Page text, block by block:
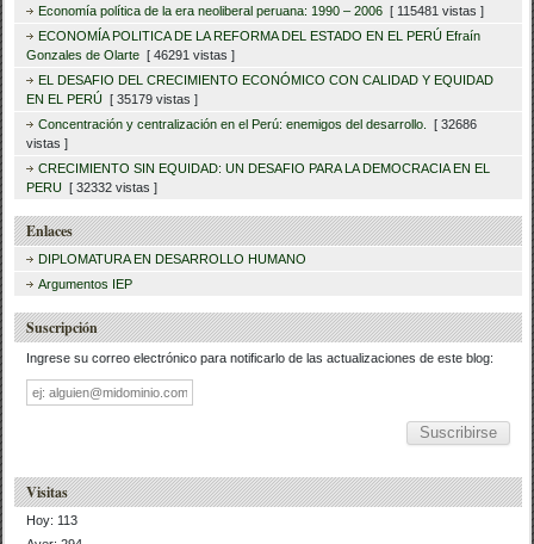
Economía política de la era neoliberal peruana: 1990 – 2006 [ 115481 vistas ]
ECONOMÍA POLITICA DE LA REFORMA DEL ESTADO EN EL PERÚ Efraín
Gonzales de Olarte [ 46291 vistas ]
EL DESAFIO DEL CRECIMIENTO ECONÓMICO CON CALIDAD Y EQUIDAD
EN EL PERÚ [ 35179 vistas ]
Concentración y centralización en el Perú: enemigos del desarrollo.
[ 32686
vistas ]
CRECIMIENTO SIN EQUIDAD: UN DESAFIO PARA LA DEMOCRACIA EN EL
PERU [ 32332 vistas ]
Enlaces
DIPLOMATURA EN DESARROLLO HUMANO
Argumentos IEP
Suscripción
Ingrese su correo electrónico para notificarlo de las actualizaciones de este blog:
Dirección
de
correo
Visitas
Hoy: 113